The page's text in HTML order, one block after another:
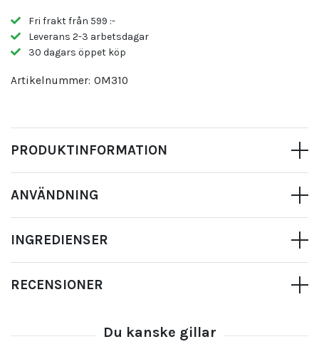
Fri frakt från 599 :-
Leverans 2-3 arbetsdagar
30 dagars öppet köp
Artikelnummer: OM310
PRODUKTINFORMATION
ANVÄNDNING
INGREDIENSER
RECENSIONER